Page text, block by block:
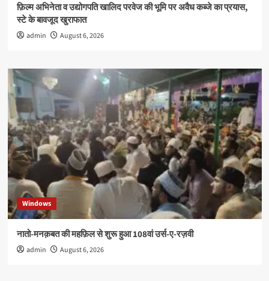
फ़िल्म अभिनेता व उद्योगपति खालिद परवेज की भूमि पर अवैध कब्जे का प्रयास,
स्टे के बावजूद खुराफात
admin August 6, 2026
Windows
नातो-मनक़बत की महफ़िल से शुरू हुआ 108वां उर्स-ए-रज़वी
admin August 6, 2026